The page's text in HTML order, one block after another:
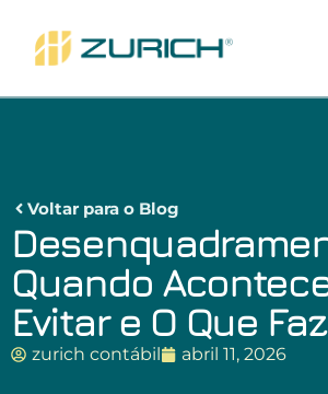
Voltar para o Blog
Quando
Evitar e O Que
zurich contábil abril 11, 2026